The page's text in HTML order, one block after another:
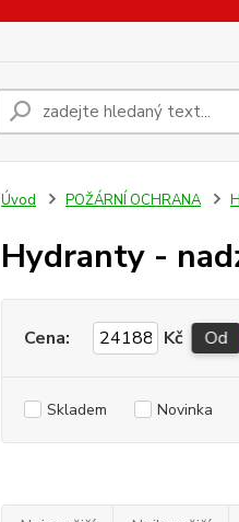
Úvod POŽÁRNÍ OCHRANA
Hydranty -
Cena: Kč Od
Skladem Novinka